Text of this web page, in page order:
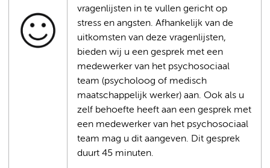
vragenlijsten in te vullen gericht op
stress en angsten. Afhankelijk van de
uitkomsten van deze vragenlijsten,
bieden wij u een gesprek met een
medewerker van het psychosociaal
team (psycholoog of medisch
maatschappelijk werker) aan. Ook als u
zelf behoefte heeft aan een gesprek met
een medewerker van het psychosociaal
team mag u dit aangeven. Dit gesprek
duurt 45 minuten.